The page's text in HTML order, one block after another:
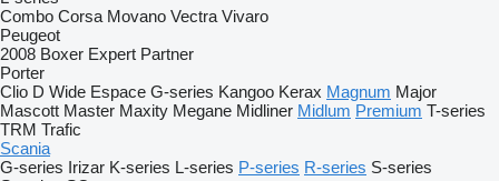
Combo Corsa Movano Vectra Vivaro
Peugeot
2008 Boxer Expert Partner
Porter
Clio D Wide Espace G-series Kangoo Kerax Magnum Major
Mascott Master Maxity Megane Midliner Midlum Premium T-series
TRM Trafic
Scania
G-series Irizar K-series L-series P-series R-series S-series